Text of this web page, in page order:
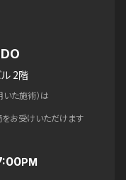
2階
た施術）は
お受けいただけます
PM